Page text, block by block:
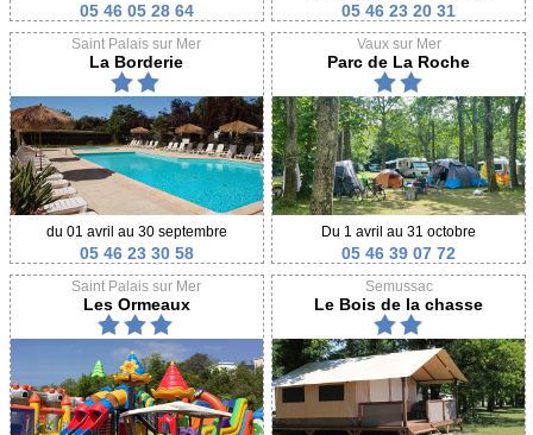
05 46 05 28 64 05 46 23 20 31
Saint Palais sur Mer
La Borderie
du 01 avril au 30 septembre
05 46 23 30 58
Vaux sur Mer
Parc de La Roche
Du 1 avril au 31 octobre
05 46 39 07 72
Saint Palais sur Mer
Les Ormeaux
Semussac
Le Bois de la chasse